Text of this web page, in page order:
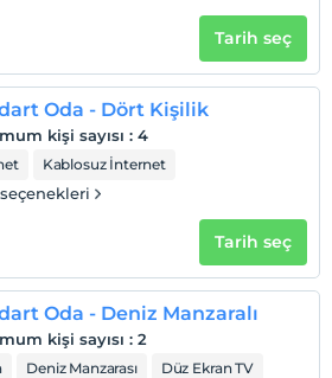
Tarih seç
Oda - Dört Kişilik
kişi sayısı : 4
Kablosuz İnternet
Tarih seç
Oda - Deniz Manzaralı
kişi sayısı : 2
Deniz Manzarası
Düz Ekran TV